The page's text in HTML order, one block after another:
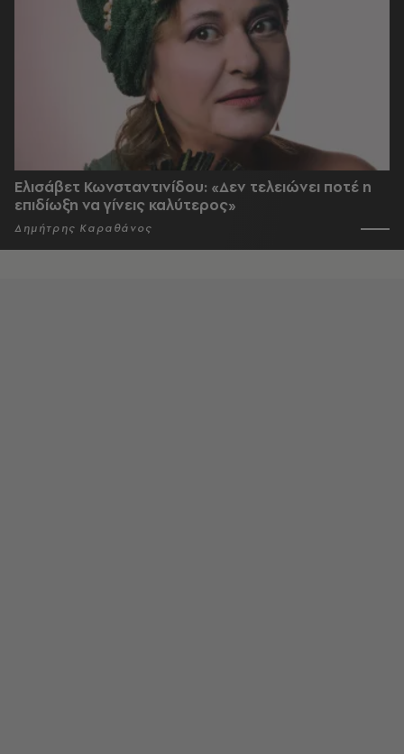
Ελισάβετ Κωνσταντινίδου: «Δεν τελειώνει ποτέ η
επιδίωξη να γίνεις καλύτερος»
Δημήτρης Καραθάνος